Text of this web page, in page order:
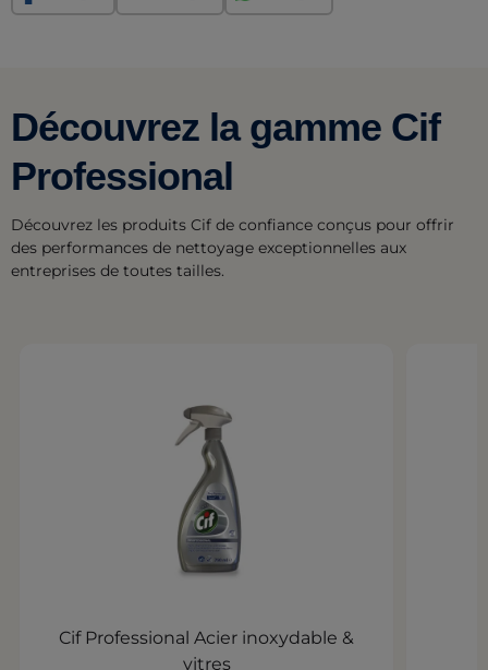
Découvrez la gamme Cif
Professional
Découvrez les produits Cif de confiance conçus pour offrir
des performances de nettoyage exceptionnelles aux
entreprises de toutes tailles.
Cif Professional Acier inoxydable &
vitres